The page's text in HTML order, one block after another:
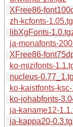
XFree86-
zh-kcfonts-
libXgFonts-
ja-monafonts-
XFree86-
ko-mizifonts-
nucleus-
ko-kaistfonts-
ko-johabfonts-
ja-kaname12-
ja-kappa20-